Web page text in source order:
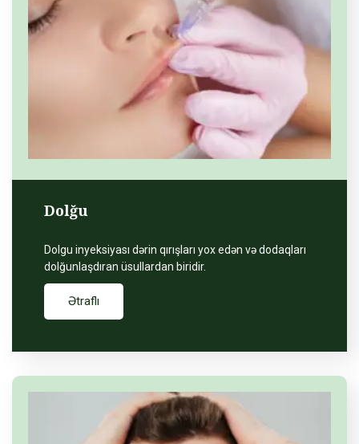
Dolğu
Dolgu inyeksiyası dərin qırışları yox edən və dodaqları
dolğunlaşdıran üsullardan biridir.
Ətraflı